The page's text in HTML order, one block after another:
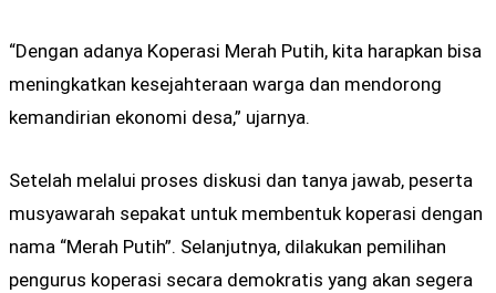
“Dengan adanya Koperasi Merah Putih, kita harapkan bisa
meningkatkan kesejahteraan warga dan mendorong
kemandirian ekonomi desa,” ujarnya.
Setelah melalui proses diskusi dan tanya jawab, peserta
musyawarah sepakat untuk membentuk koperasi dengan
nama “Merah Putih”. Selanjutnya, dilakukan pemilihan
pengurus koperasi secara demokratis yang akan segera